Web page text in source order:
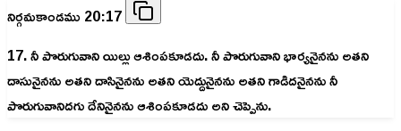
నిర్గమకాండము 20:17
17. నీ పొరుగువాని యిల్లు ఆశింపకూడదు. నీ పొరుగువాని భార్యనైనను అతని
దాసునైనను అతని దాసినైనను అతని యెద్దునైనను అతని గాడిదనైనను నీ
పొరుగువానిదగు దేనినైనను ఆశింపకూడదు అని చెప్పెను.